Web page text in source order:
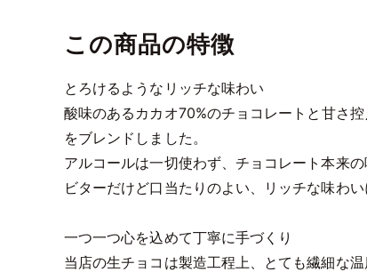
この商品の特徴
とろけるようなリッチな味わい
酸味のあるカカオ70%のチョコレートと甘さ
をブレンドしました。
アルコールは一切使わず、チョコレート本来の
ビターだけど口当たりのよい、リッチな味わい
一つ一つ心を込めて丁寧に手づくり
当店の生チョコは製造工程上、とても繊細な